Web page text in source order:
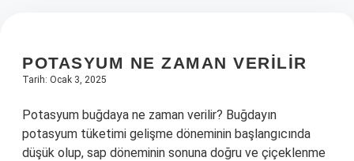
POTASYUM NE ZAMAN VERILIR
Tarih: Ocak 3, 2025
Potasyum buğdaya ne zaman verilir? Buğdayın
potasyum tüketimi gelişme döneminin başlangıcında
düşük olup, sap döneminin sonuna doğru ve çiçeklenme